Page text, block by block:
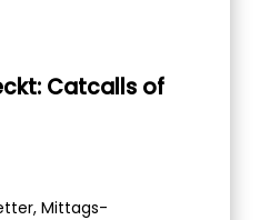
Catcalls of
Mittags-